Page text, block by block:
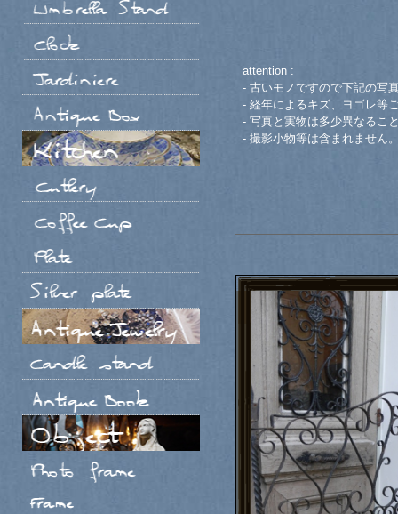
attention :
- 古いモノですので下記の写
- 経年によるキズ、ヨゴレ等
- 写真と実物は多少異なるこ
- 撮影小物等は含まれません